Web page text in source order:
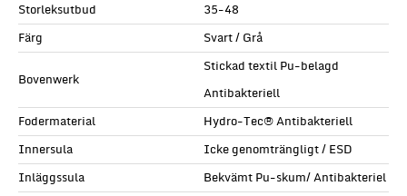
Storleksutbud
35-48
Färg
Svart / Grå
Bovenwerk
Stickad textil Pu-belagd
Antibakteriell
Fodermaterial
Hydro-Tec® Antibakteriell
Innersula
Icke genomträngligt / ESD
Inläggssula
Bekvämt Pu-skum/ Antibakteriel